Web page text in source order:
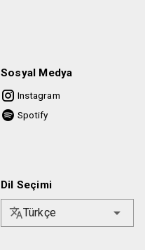
Sosyal Medya
Instagram
Spotify
Dil Seçimi
Türkçe